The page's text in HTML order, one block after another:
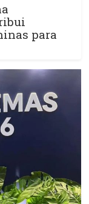
para